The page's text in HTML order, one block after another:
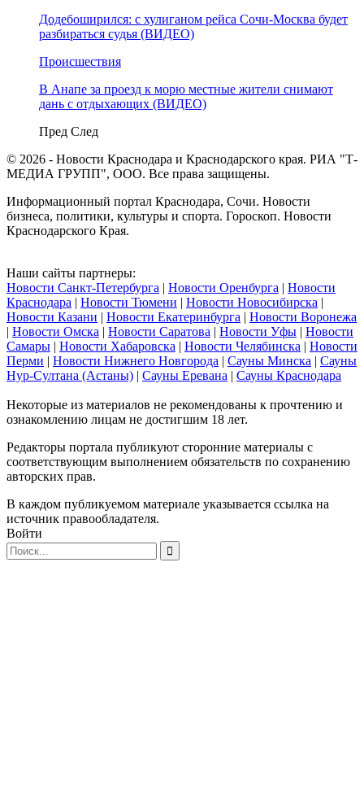
Додебоширился: с хулиганом рейса Сочи-Москва будет
разбираться судья (ВИДЕО)
Происшествия
В Анапе за проезд к морю местные жители снимают
дань с отдыхающих (ВИДЕО)
Пред След
© 2026 - Новости Краснодара и Краснодарского края. РИА "Т-
МЕДИА ГРУПП", ООО. Все права защищены.
Информационный портал Краснодара, Сочи. Новости
бизнеса, политики, культуры и спорта. Гороскоп. Новости
Краснодарского Края.
Наши сайты партнеры:
Новости Санкт-Петербурга | Новости Оренбурга | Новости
Краснодара | Новости Тюмени | Новости Новосибирска |
Новости Казани | Новости Екатеринбурга | Новости Воронежа
| Новости Омска | Новости Саратова | Новости Уфы | Новости
Самары | Новости Хабаровска | Новости Челябинска | Новости
Перми | Новости Нижнего Новгорода | Сауны Минска | Сауны
Нур-Султана (Астаны) | Сауны Еревана | Сауны Краснодара
Некоторые из материалов не рекомендованы к прочтению и
ознакомлению лицам не достигшим 18 лет.
Редакторы портала публикуют сторонние материалы с
соответствующим выполнением обязательств по сохранению
авторских прав.
В каждом публикуемом материале указывается ссылка на
источник правообладателя.
Войти